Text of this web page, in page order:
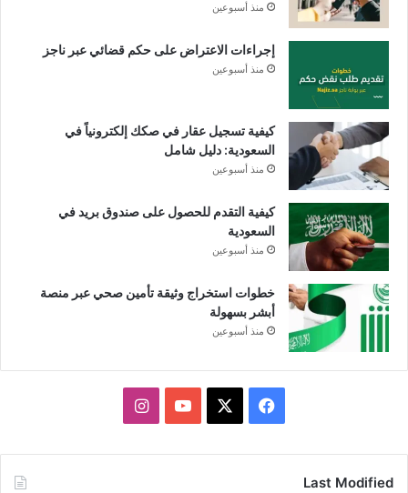
منذ أسبوعين
إجراءات الاعتراض على حكم قضائي عبر ناجز
منذ أسبوعين
كيفية تسجيل عقار في صكك إلكترونياً في
السعودية: دليل شامل
منذ أسبوعين
كيفية التقدم للحصول على صندوق بريد في
السعودية
منذ أسبوعين
خطوات استخراج وثيقة تأمين صحي عبر منصة
أبشر بسهولة
منذ أسبوعين
فيسبوك يوتيوبانستقرام
Last Modified